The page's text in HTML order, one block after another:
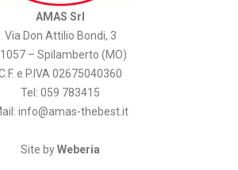
AMAS Srl
Via Don Attilio Bondi, 3
– Spilamberto (MO)
e P.IVA 02675040360
Tel: 059 783415
info@amas-thebest.it
Site byWeberia